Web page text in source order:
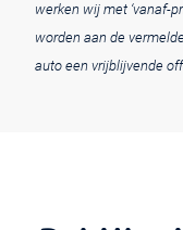
werken wij met ‘vanaf-
worden aan de
auto een vrijblijvende